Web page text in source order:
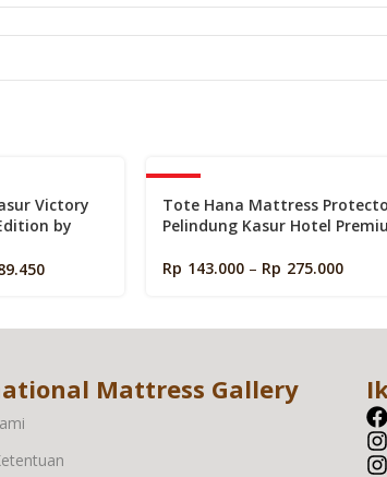
Victory
by
Tote Hana Mattress
Pelindung Kasur Hotel
Rp 143.000 – Rp 275.000
Mattress Gallery